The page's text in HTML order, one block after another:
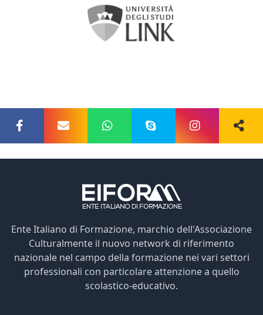
Ente Italiano di Formazione, marchio dell'Associazione
Culturalmente il nuovo network di riferimento
nazionale nel campo della formazione nei vari settori
professionali con particolare attenzione a quello
scolastico-educativo.